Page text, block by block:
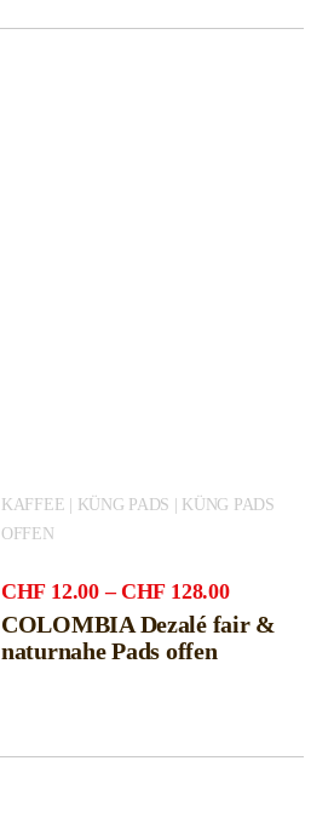
KAFFEE | KÜNG PADS | KÜNG PADS
OFFEN
CHF 12.00 – CHF 128.00Preisspanne:
CHF12.00
bis
COLOMBIA Dezalé fair &
naturnahe Pads offen